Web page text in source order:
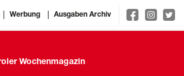
Werbung Ausgaben Archiv
Wochenmagazin